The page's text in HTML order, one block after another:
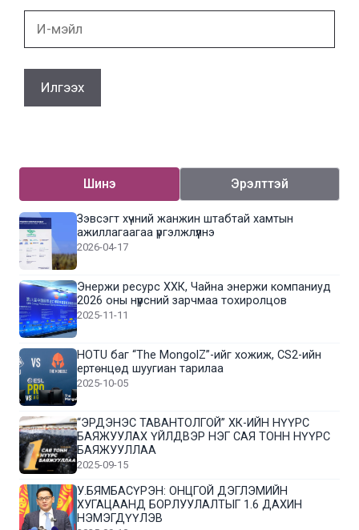
Шинэ Эрэлттэй
Зэвсэгт хүчний жанжин штабтай хамтын
ажиллагаагаа үргэлжлүүлнэ
2026-04-17
Энержи ресурс ХХК, Чайна энержи компаниуд
2026 оны нүүрсний зарчмаа тохиролцов
2025-11-11
HOTU баг “The MongolZ”-ийг хожиж, CS2-ийн
ертөнцөд шуугиан тарилаа
2025-10-05
“ЭРДЭНЭС ТАВАНТОЛГОЙ” ХК-ИЙН НҮҮРС
БАЯЖУУЛАХ ҮЙЛДВЭР НЭГ САЯ ТОНН НҮҮРС
БАЯЖУУЛЛАА
2025-09-15
У.БЯМБАСҮРЭН: ОНЦГОЙ ДЭГЛЭМИЙН
ХУГАЦААНД БОРЛУУЛАЛТЫГ 1.6 ДАХИН
НЭМЭГДҮҮЛЭВ